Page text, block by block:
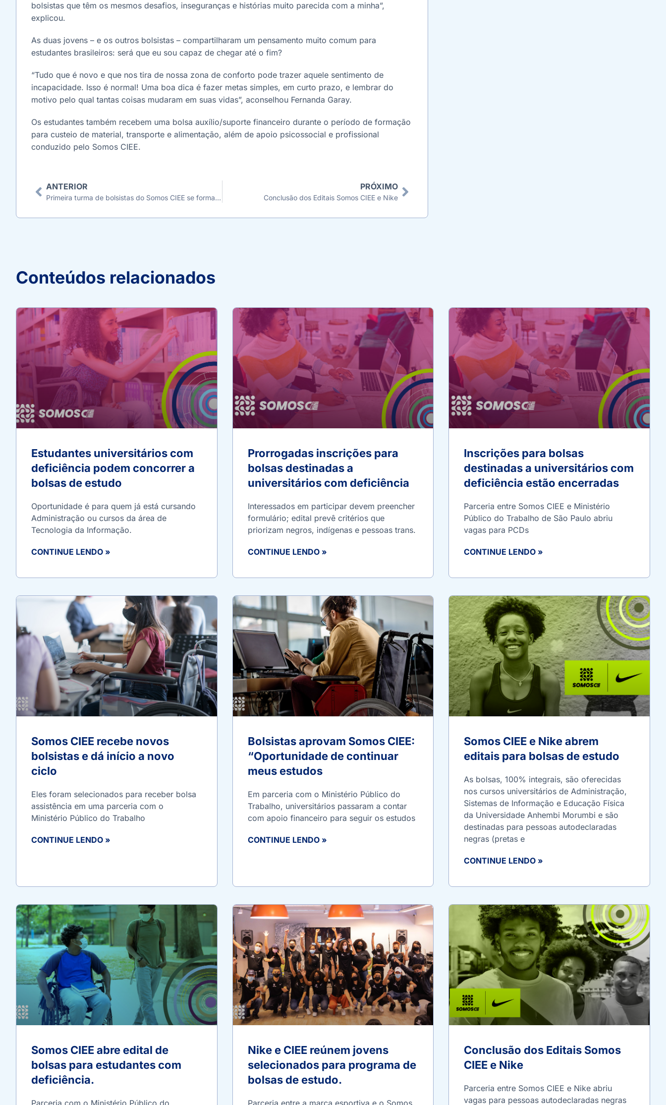
bolsistas que têm os mesmos desafios, inseguranças e histórias muito parecida com a minha”,
explicou.
As duas jovens – e os outros bolsistas – compartilharam um pensamento muito comum para
estudantes brasileiros: será que eu sou capaz de chegar até o fim?
“Tudo que é novo e que nos tira de nossa zona de conforto pode trazer aquele sentimento de
incapacidade. Isso é normal! Uma boa dica é fazer metas simples, em curto prazo, e lembrar do
motivo pelo qual tantas coisas mudaram em suas vidas”, aconselhou Fernanda Garay.
Os estudantes também recebem uma bolsa auxílio/suporte financeiro durante o período de formação
para custeio de material, transporte e alimentação, além de apoio psicossocial e profissional
conduzido pelo Somos CIEE.
ANTERIOR
Primeira turma de bolsistas do Somos CIEE se forma em São Paulo pela FESPSP
PRÓXIMO
Conclusão dos Editais Somos CIEE e Nike
Conteúdos relacionados
Estudantes universitários com
deficiência podem concorrer a
bolsas de estudo
Oportunidade é para quem já está cursando
Administração ou cursos da área de
Tecnologia da Informação.
CONTINUE LENDO »
Prorrogadas inscrições para
bolsas destinadas a
universitários com deficiência
Interessados em participar devem preencher
formulário; edital prevê critérios que
priorizam negros, indígenas e pessoas trans.
CONTINUE LENDO »
Inscrições para bolsas
destinadas a universitários com
deficiência estão encerradas
Parceria entre Somos CIEE e Ministério
Público do Trabalho de São Paulo abriu
vagas para PCDs
CONTINUE LENDO »
Somos CIEE recebe novos
bolsistas e dá início a novo
ciclo
Eles foram selecionados para receber bolsa
assistência em uma parceria com o
Ministério Público do Trabalho
CONTINUE LENDO »
Bolsistas aprovam Somos CIEE:
“Oportunidade de continuar
meus estudos
Em parceria com o Ministério Público do
Trabalho, universitários passaram a contar
com apoio financeiro para seguir os estudos
CONTINUE LENDO »
Somos CIEE e Nike abrem
editais para bolsas de estudo
As bolsas, 100% integrais, são oferecidas
nos cursos universitários de Administração,
Sistemas de Informação e Educação Física
da Universidade Anhembi Morumbi e são
destinadas para pessoas autodeclaradas
negras (pretas e
CONTINUE LENDO »
Somos CIEE abre edital de
bolsas para estudantes com
deficiência.
Parceria com o Ministério Público do
Nike e CIEE reúnem jovens
selecionados para programa de
bolsas de estudo.
Parceria entre a marca esportiva e o Somos
Conclusão dos Editais Somos
CIEE e Nike
Parceria entre Somos CIEE e Nike abriu
vagas para pessoas autodeclaradas negras